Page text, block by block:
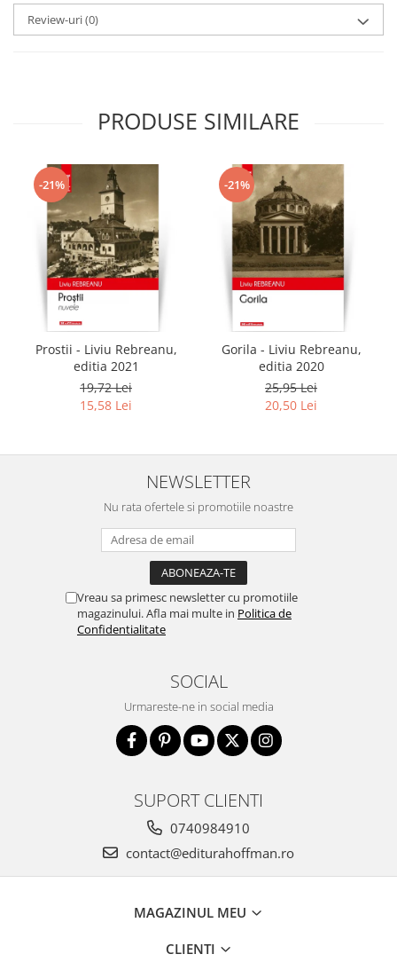
Review-uri(0)
PRODUSE SIMILARE
-21%
Prostii - Liviu Rebreanu,
editia 2021
19,72 Lei
15,58 Lei
-21%
Gorila - Liviu Rebreanu,
editia 2020
25,95 Lei
20,50 Lei
NEWSLETTER
Nu rata ofertele si promotiile noastre
Vreau sa primesc newsletter cu promotiile
magazinului. Afla mai multe in Politica de
Confidentialitate
SOCIAL
Urmareste-ne in social media
SUPORT CLIENTI
0740984910
contact@editurahoffman.ro
MAGAZINUL MEU
CLIENTI